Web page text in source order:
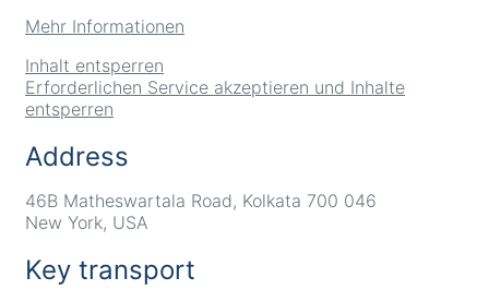
Mehr Informationen
Inhalt entsperren
Erforderlichen Service akzeptieren und Inhalte
entsperren
Address
46B Matheswartala Road, Kolkata 700 046
New York, USA
Key transport